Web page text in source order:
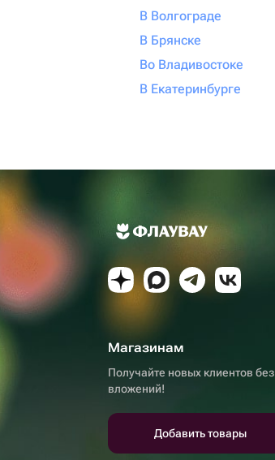
В Волгограде
В Брянске
Во Владивостоке
В Екатеринбурге
Магазинам
Получайте новых клиентов без
вложений!
Добавить товары